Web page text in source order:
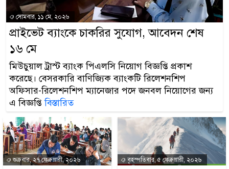
সোমবার, ১১ মে, ২০২৬
প্রাইভেট ব্যাংকে চাকরির সুযোগ, আবেদন শেষ
১৬ মে
মিউচুয়াল ট্রাস্ট ব্যাংক পিএলসি নিয়োগ বিজ্ঞপ্তি প্রকাশ
করেছে। বেসরকারি বাণিজ্যিক ব্যাংকটি রিলেশনশিপ
অফিসার-রিলেশনশিপ ম্যানেজার পদে জনবল নিয়োগের জন্য
এ বিজ্ঞপ্তিবিস্তারিত
শুক্রবার, ২৭ ফেব্রুয়ারী, ২০২৬ বৃহস্পতিবার, ৫ ফেব্রুয়ারী, ২০২৬